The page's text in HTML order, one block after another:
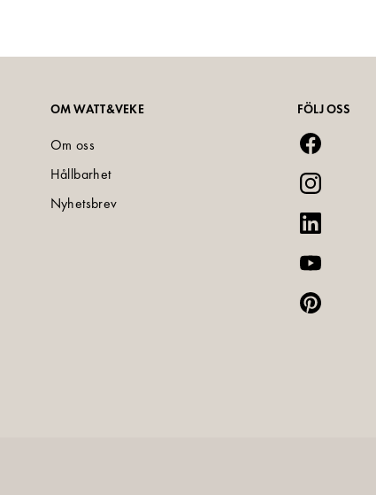
OM WATT&VEKE
Om oss
Hållbarhet
Nyhetsbrev
FÖLJ OSS